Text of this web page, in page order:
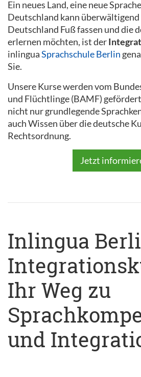
Ein neues Land, eine neue
Deutschland kann überwältigend
Deutschland Fuß fassen und die
erlernen möchten, ist der
inlinguaSprachschule Berlin
Sie.
Unsere Kurse werden vom
und Flüchtlinge (BAMF)
nicht nur grundlegende
auch Wissen über die deutsche
Rechtsordnung.
Jetzt
Inlingua
Ihr Weg zu
und